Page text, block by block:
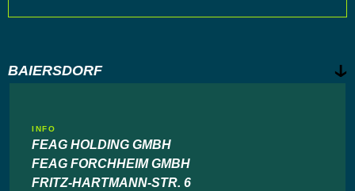
BAIERSDORF
INFO
FEAG HOLDING GMBH
FEAG FORCHHEIM GMBH
FRITZ-HARTMANN-STR. 6